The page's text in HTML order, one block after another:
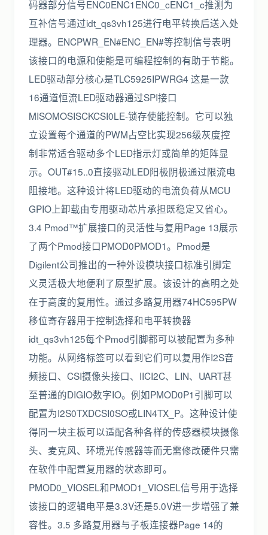
码器部分信号ENC0ENC1ENC0_cENC1_c推测为
互补信号通过idt_qs3vh125进行电平转换后送入处
理器。ENCPWR_EN#ENC_EN#等控制信号表明
该接口的电源和使能是可编程控制的有助于节能。
LED驱动部分核心是TLC5925IPWRG4 这是一款
16通道恒流LED驱动器通过SPI接口
MISOMOSISCKCSI0LE-锁存使能控制。它可以独
立设置每个通道的PWM占空比实现256级灰度控
制非常适合驱动多个LED指示灯或简单的矩阵显
示。OUT#15..0直接驱动LED阳极阴极通过限流电
阻接地。这种设计将LED驱动的电流负荷从MCU
GPIO上卸载由专用驱动芯片承担既稳定又省心。
3.4 Pmod™扩展接口的灵活性与复用Page 13展示
了两个Pmod接口PMOD0PMOD1。Pmod是
Digilent公司推出的一种外设模块接口标准引脚定
义灵活极大地便利了原型扩展。该设计的高明之处
在于高度的复用性。通过多路复用器74HC595PW
移位寄存器用于控制选择和电平转换器
idt_qs3vh125每个Pmod引脚都可以被配置为多种
功能。从网络标签可以看到它们可以复用作I2S音
频接口、CSI摄像头接口、IICI2C、LIN、UART甚
至普通的DIGIO数字IO。例如PMOD0P1引脚可以
配置为I2S0TXDCSI0SO或LIN4TX_P。这种设计使
得同一块主板可以适配各种各样的传感器模块摄像
头、麦克风、环境光传感器等而无需修改硬件只需
在软件中配置复用器的状态即可。
PMOD0_VIOSEL和PMOD1_VIOSEL信号用于选择
该接口的逻辑电平是3.3V还是5.0V进一步增强了兼
容性。3.5 多路复用器与子板连接器Page 14的